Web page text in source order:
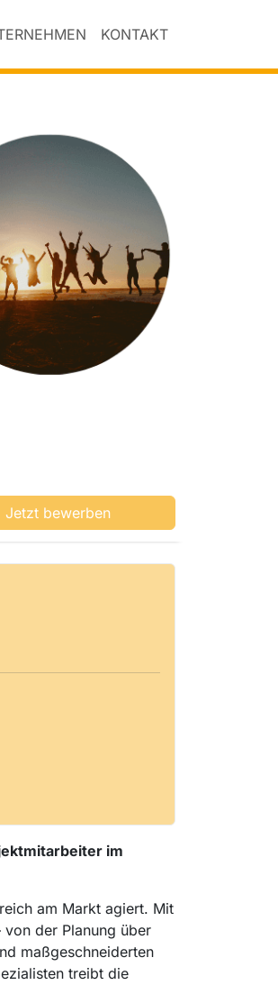
KONTAKT
Jetzt bewerben
im
am Markt agiert. Mit
der Planung über
maßgeschneiderten
treibt die